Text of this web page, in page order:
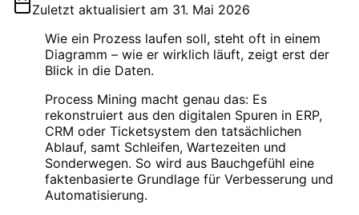
Zuletzt aktualisiert am 31. Mai 2026
Wie ein Prozess laufen soll, steht oft in einem
Diagramm – wie er wirklich läuft, zeigt erst der
Blick in die Daten.
Process Mining macht genau das: Es
rekonstruiert aus den digitalen Spuren in ERP,
CRM oder Ticketsystem den tatsächlichen
Ablauf, samt Schleifen, Wartezeiten und
Sonderwegen. So wird aus Bauchgefühl eine
faktenbasierte Grundlage für Verbesserung und
Automatisierung.